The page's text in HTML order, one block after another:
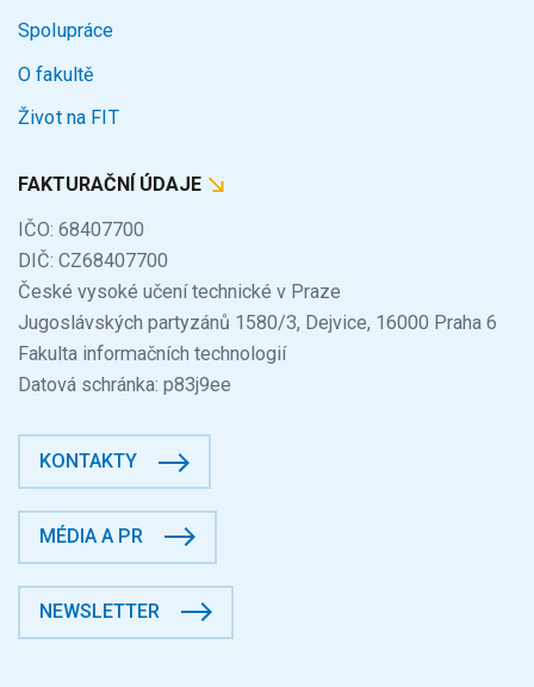
Spolupráce
O fakultě
Život na FIT
FAKTURAČNÍ ÚDAJE
IČO: 68407700
DIČ: CZ68407700
České vysoké učení technické v Praze
Jugoslávských partyzánů 1580/3, Dejvice, 16000 Praha 6
Fakulta informačních technologií
Datová schránka: p83j9ee
KONTAKTY
MÉDIA A PR
NEWSLETTER